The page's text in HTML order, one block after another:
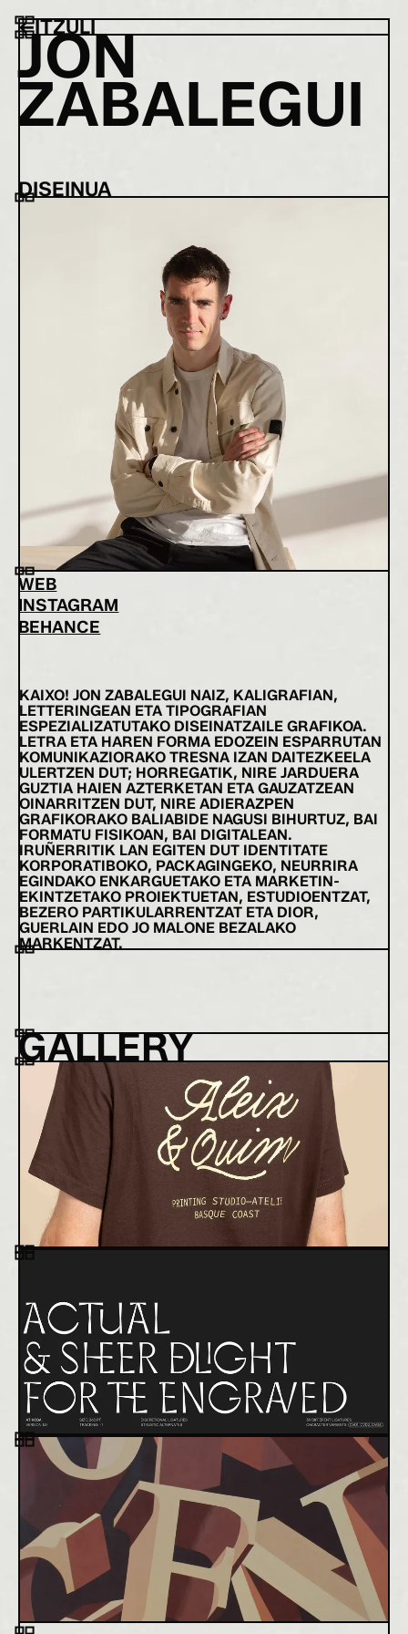
←ITZULI
JON
ZABALEGUI
DISEINUA
WEB
INSTAGRAM
BEHANCE
KAIXO! JON ZABALEGUI NAIZ, KALIGRAFIAN,
LETTERINGEAN ETA TIPOGRAFIAN
ESPEZIALIZATUTAKO DISEINATZAILE GRAFIKOA.
LETRA ETA HAREN FORMA EDOZEIN ESPARRUTAN
KOMUNIKAZIORAKO TRESNA IZAN DAITEZKEELA
ULERTZEN DUT; HORREGATIK, NIRE JARDUERA
GUZTIA HAIEN AZTERKETAN ETA GAUZATZEAN
OINARRITZEN DUT, NIRE ADIERAZPEN
GRAFIKORAKO BALIABIDE NAGUSI BIHURTUZ, BAI
FORMATU FISIKOAN, BAI DIGITALEAN.
IRUÑERRITIK LAN EGITEN DUT IDENTITATE
KORPORATIBOKO, PACKAGINGEKO, NEURRIRA
EGINDAKO ENKARGUETAKO ETA MARKETIN-
EKINTZETAKO PROIEKTUETAN, ESTUDIOENTZAT,
BEZERO PARTIKULARRENTZAT ETA DIOR,
GUERLAIN EDO JO MALONE BEZALAKO
MARKENTZAT.
GALLERY